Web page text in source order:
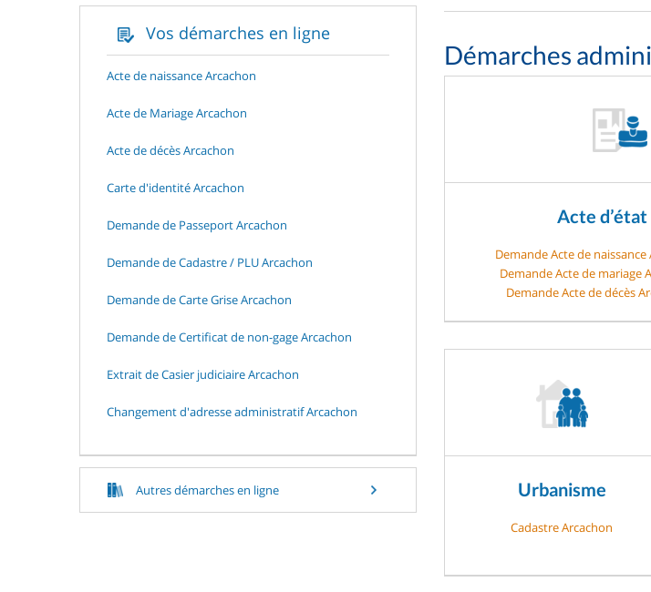
Vos démarches en ligne
Acte de naissance Arcachon
Acte de Mariage Arcachon
Acte de décès Arcachon
Carte d'identité Arcachon
Demande de Passeport Arcachon
Demande de Cadastre / PLU Arcachon
Demande de Carte Grise Arcachon
Demande de Certificat de non-gage Arcachon
Extrait de Casier judiciaire Arcachon
Changement d'adresse administratif Arcachon
Autres démarches en ligne
Démarches
Acte
Demande Acte de
Demande Acte de mariage
Demande Acte de décès
Urbanisme
Cadastre Arcachon